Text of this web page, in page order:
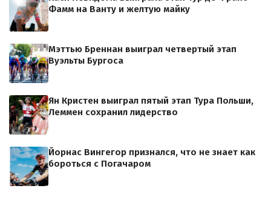
Фамм на Ванту и желтую майку
Мэттью Бреннан выиграл четвертый этап
Вуэльты Бургоса
Ян Кристен выиграл пятый этап Тура Польши,
Леммен сохранил лидерство
Йорнас Вингегор признался, что не знает как
бороться с Погачаром